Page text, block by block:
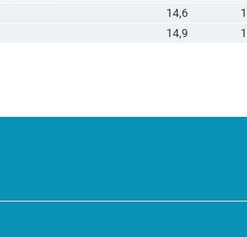
14,6
14,9